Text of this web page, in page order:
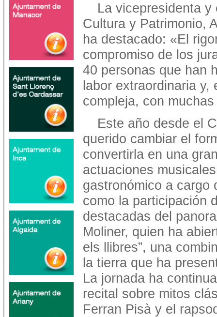
La vicepresidenta y
Cultura y Patrimonio,
ha destacado: «El
compromiso de los
40 personas que han
labor extraordinaria y,
compleja, con
Este año desde el
querido cambiar el
convertirla en una
actuaciones
gastronómico a cargo
como la participación
destacadas del
Moliner, quien ha
els llibres”, una
la tierra que ha
La jornada ha
recital sobre mitos
Ferran Pisà y el